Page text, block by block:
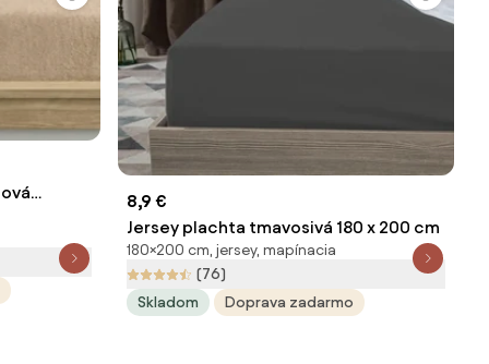
8,9 €
Jersey plachta tmavosivá 180 x 200 cm
180×200 cm, jersey, mapínacia
(76)
Skladom
Doprava zadarmo